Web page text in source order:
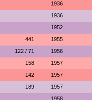
1936
1936
1952
441 1955
122 / 71 1956
158 1957
142 1957
189 1957
1958